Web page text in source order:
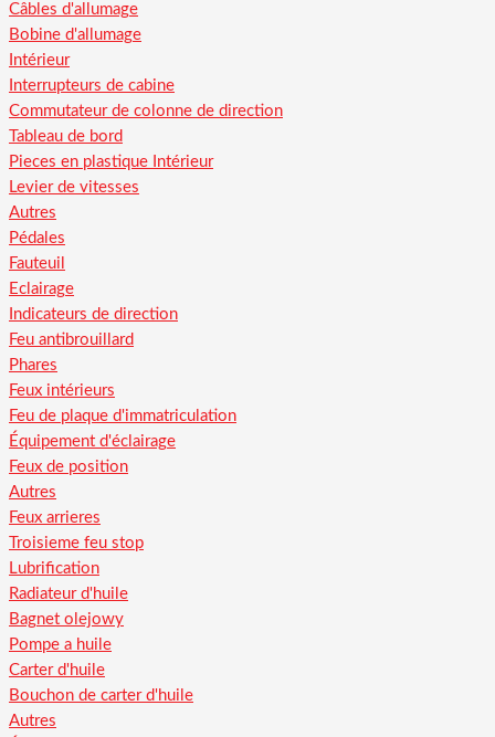
Câbles d'allumage
Bobine d'allumage
Intérieur
Interrupteurs de cabine
Commutateur de colonne de direction
Tableau de bord
Pieces en plastique Intérieur
Levier de vitesses
Autres
Pédales
Fauteuil
Eclairage
Indicateurs de direction
Feu antibrouillard
Phares
Feux intérieurs
Feu de plaque d'immatriculation
Équipement d'éclairage
Feux de position
Autres
Feux arrieres
Troisieme feu stop
Lubrification
Radiateur d'huile
Bagnet olejowy
Pompe a huile
Carter d'huile
Bouchon de carter d'huile
Autres